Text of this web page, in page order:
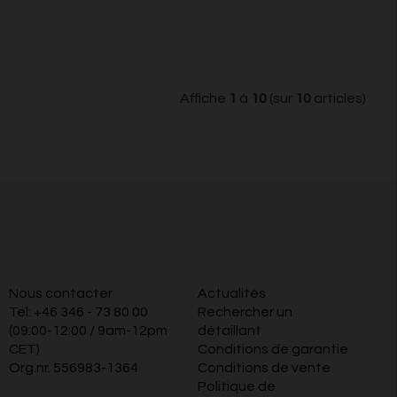
Affiche 1 à 10 (sur 10 articles)
Nous contacter
Tel: +46 346 - 73 80 00
(09:00-12:00 / 9am-12pm
CET)
Org.nr. 556983-1364
Actualités
Rechercher un
détaillant
Conditions de garantie
Conditions de vente
Politique de